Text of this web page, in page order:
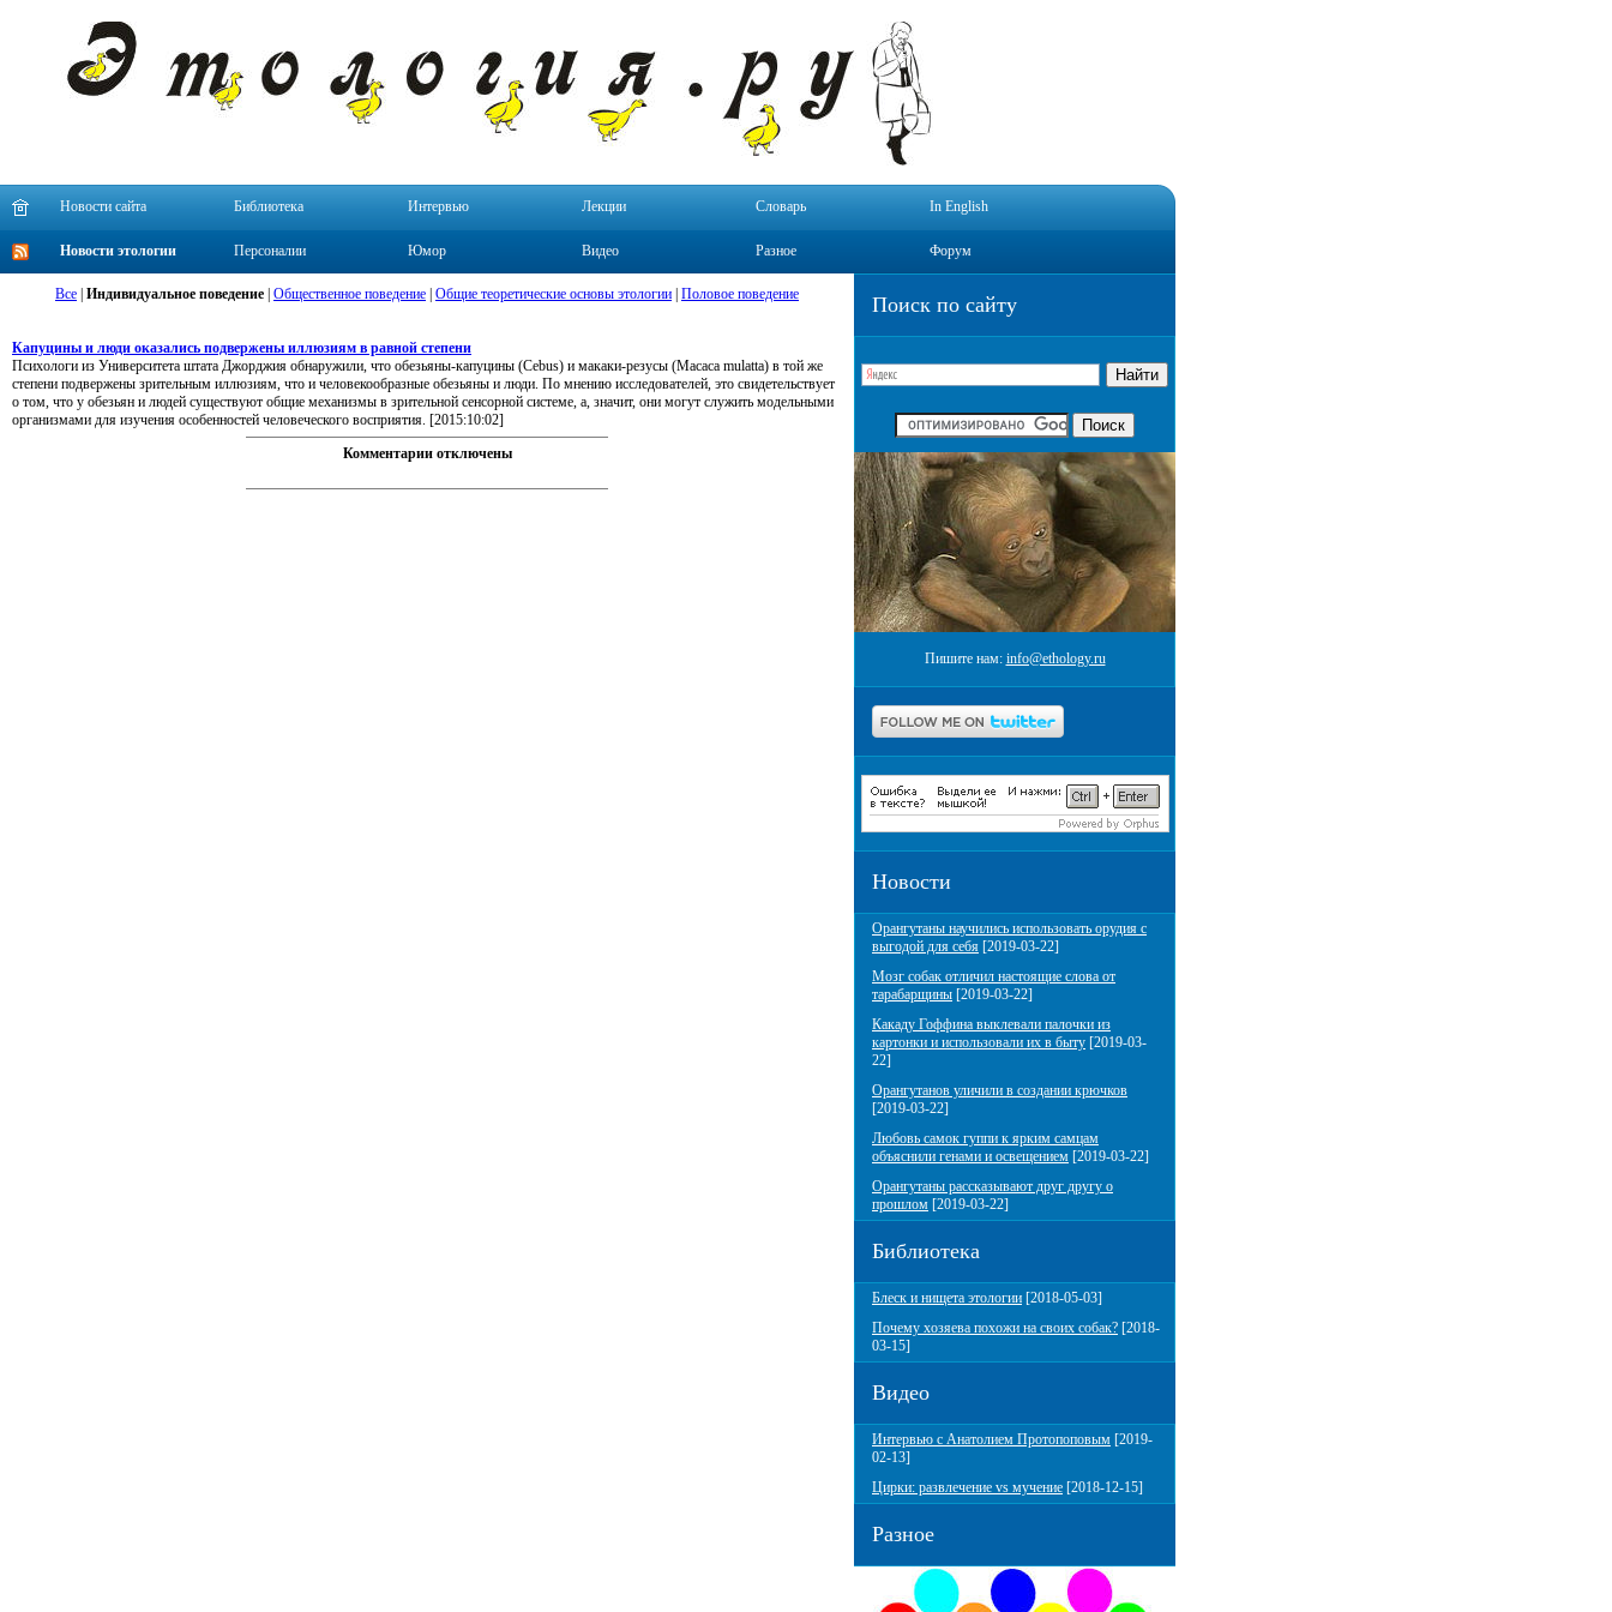
Новости сайта Библиотека Интервью Лекции Словарь In English
Новости этологии Персоналии Юмор Видео Разное Форум
Поиск по сайту
Пишите нам: info@ethology.ru
Новости
Орангутаны научились использовать орудия с
выгодой для себя [2019-03-22]
Мозг собак отличил настоящие слова от
тарабарщины [2019-03-22]
Какаду Гоффина выклевали палочки из
картонки и использовали их в быту [2019-03-
22]
Орангутанов уличили в создании крючков
[2019-03-22]
Любовь самок гуппи к ярким самцам
объяснили генами и освещением [2019-03-22]
Орангутаны рассказывают друг другу о
прошлом [2019-03-22]
Библиотека
Блеск и нищета этологии [2018-05-03]
Почему хозяева похожи на своих собак? [2018-
03-15]
Видео
Интервью с Анатолием Протопоповым [2019-
02-13]
Цирки: развлечение vs мучение [2018-12-15]
Разное
Все Индивидуальное поведение Общественное поведение Общие теоретические основы этологии Половое поведение
Капуцины и люди оказались подвержены иллюзиям в равной степени
Психологи из Университета штата Джорджия обнаружили, что обезьяны-капуцины (Cebus) и макаки-резусы (Macaca mulatta) в той же
степени подвержены зрительным иллюзиям, что и человекообразные обезьяны и люди. По мнению исследователей, это свидетельствует
о том, что у обезьян и людей существуют общие механизмы в зрительной сенсорной системе, а, значит, они могут служить модельными
организмами для изучения особенностей человеческого восприятия. [2015:10:02]
Комментарии отключены